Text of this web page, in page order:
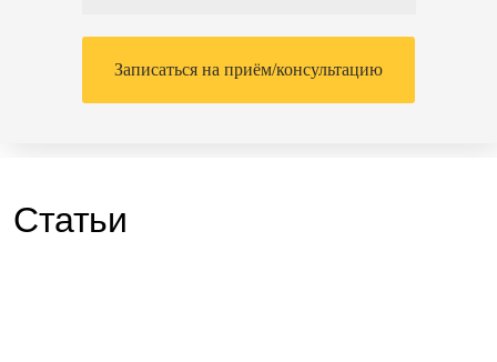
Записаться на приём/консультацию
Статьи